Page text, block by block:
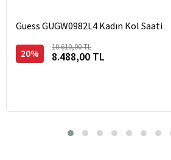
Guess GUGW0982L4 Kadın Kol Saati
20%
10.610,00 TL
8.488,00 TL